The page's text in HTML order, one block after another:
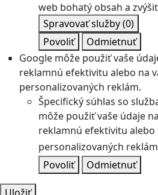
web bohatý obsah a
Spravovať služby(0)
Povoliť
Odmietnuť
Google môže použiť vaše
reklamnú efektivitu alebo na
personalizovaných reklám.
Špecifický súhlas so
môže použiť vaše údaje
reklamnú efektivitu
personalizovaných
Povoliť
Odmietnuť